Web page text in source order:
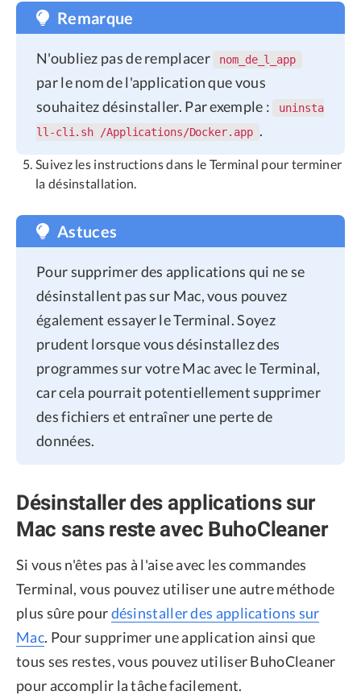
Remarque
N'oubliez pas de remplacer nom_de_l_app
par le nom de l'application que vous
souhaitez désinstaller. Par exemple :
uninsta
ll-cli.sh /Applications/Docker.app .
Suivez les instructions dans le Terminal pour terminer
la désinstallation.
Astuces
Pour supprimer des applications qui ne se
désinstallent pas sur Mac, vous pouvez
également essayer le Terminal. Soyez
prudent lorsque vous désinstallez des
programmes sur votre Mac avec le Terminal,
car cela pourrait potentiellement supprimer
des fichiers et entraîner une perte de
données.
Désinstaller des applications sur
Mac sans reste avec BuhoCleaner
Si vous n'êtes pas à l'aise avec les commandes
Terminal, vous pouvez utiliser une autre méthode
plus sûre pourdésinstaller des applications sur
Mac. Pour supprimer une application ainsi que
tous ses restes, vous pouvez utiliser BuhoCleaner
pour accomplir la tâche facilement.